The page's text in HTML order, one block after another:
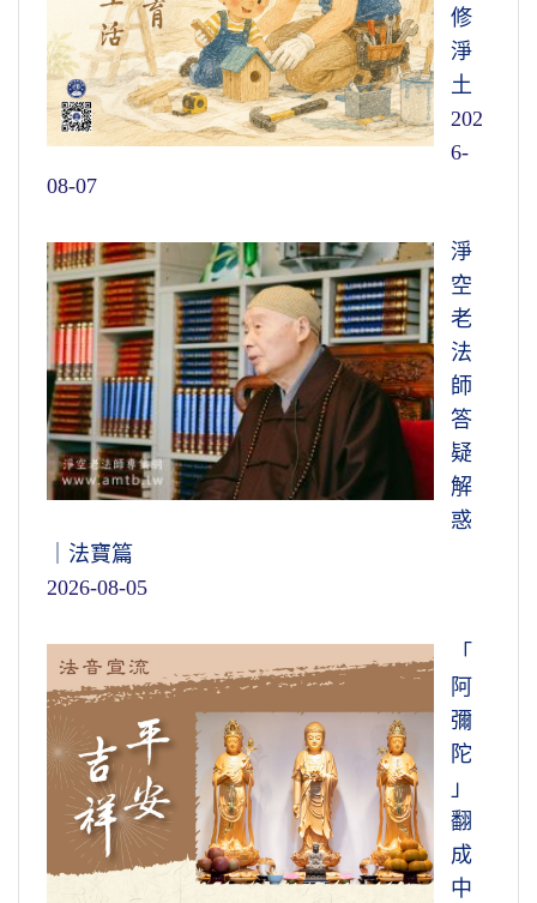
修
淨
土
202
6-
08-07
淨
空
老
法
師
答
疑
解
惑
｜法寶篇
2026-08-05
「
阿
彌
陀
」
翻
成
中